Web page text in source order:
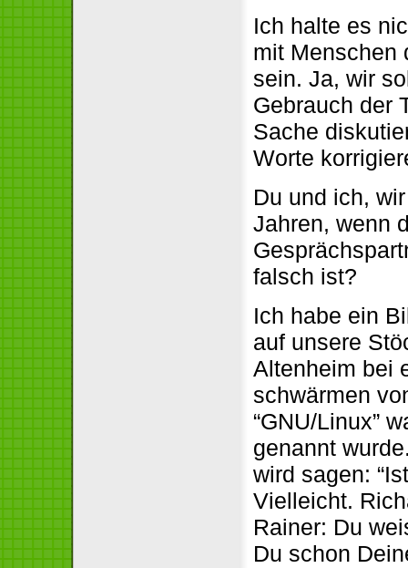
Ich halte es
mit Menschen
sein. Ja, wir
Gebrauch der
Sache
Worte
Du und ich,
Jahren, wenn
falsch ist?
Ich habe ein
auf unsere
Altenheim bei
schwärmen
“GNU/Linux”
genannt
wird sagen:
Vielleicht.
Rainer: Du
Du schon